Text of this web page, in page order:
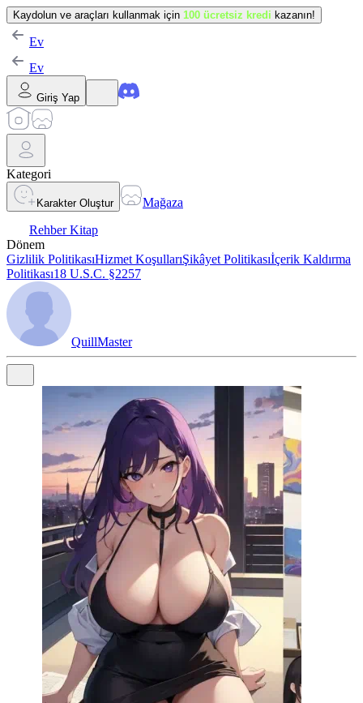
Kaydolun ve araçları kullanmak için 100 ücretsiz kredi kazanın!
Ev
Ev
Giriş Yap
Kategori
Karakter Oluştur
Mağaza
Rehber Kitap
Dönem
Gizlilik PolitikasıHizmet KoşullarıŞikâyet Politikasıİçerik Kaldırma
Politikası18 U.S.C. §2257
QuillMaster